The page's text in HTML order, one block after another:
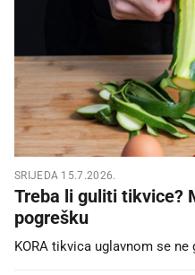
SRIJEDA 15.7.2026.
Treba li guliti tikvice?
pogrešku
KORA tikvica uglavnom se